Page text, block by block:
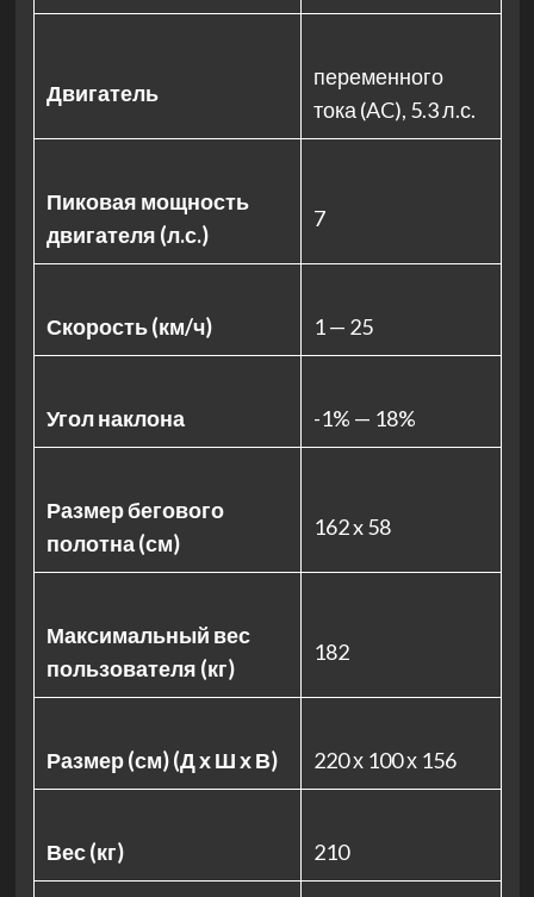
Двигатель
переменного
тока (AC), 5.3 л.с.
Пиковая мощность
двигателя (л.с.)
7
Скорость (км/ч) 1 — 25
Угол наклона -1% — 18%
Размер бегового
полотна (см)
162 x 58
Максимальный вес
пользователя (кг)
182
Размер (см) (Д х Ш х В) 220 х 100 х 156
Вес (кг) 210